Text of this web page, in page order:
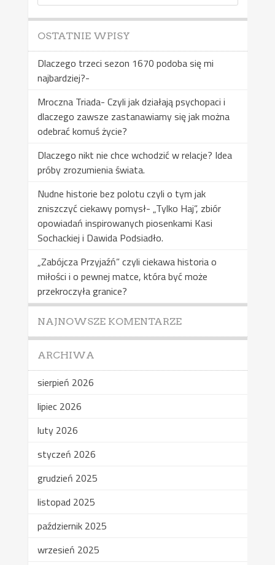
OSTATNIE WPISY
Dlaczego trzeci sezon 1670 podoba się mi
najbardziej?-
Mroczna Triada- Czyli jak działają psychopaci i
dlaczego zawsze zastanawiamy się jak można
odebrać komuś życie?
Dlaczego nikt nie chce wchodzić w relacje? Idea
próby zrozumienia świata.
Nudne historie bez polotu czyli o tym jak
zniszczyć ciekawy pomysł- „Tylko Haj”, zbiór
opowiadań inspirowanych piosenkami Kasi
Sochackiej i Dawida Podsiadło.
„Zabójcza Przyjaźń” czyli ciekawa historia o
miłości i o pewnej matce, która być może
przekroczyła granice?
NAJNOWSZE KOMENTARZE
ARCHIWA
sierpień 2026
lipiec 2026
luty 2026
styczeń 2026
grudzień 2025
listopad 2025
październik 2025
wrzesień 2025